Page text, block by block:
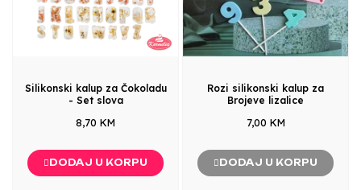
Silikonski kalup za Čokoladu
- Set slova
8,70 KM
DODAJ U KORPU
Rozi silikonski kalup za
Brojeve lizalice
7,00 KM
DODAJ U KORPU